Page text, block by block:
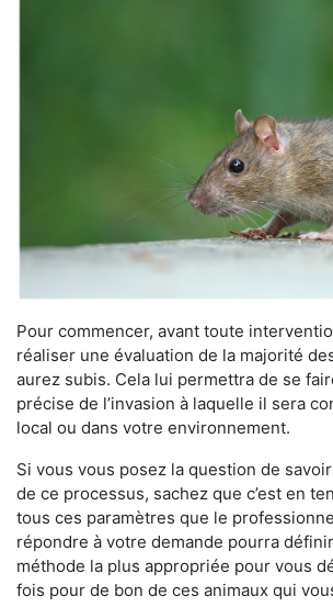
Pour commencer, avant toute
réaliser une évaluation de la majorité
aurez subis. Cela lui permettra de se
précise de l’invasion à laquelle il sera
local ou dans votre environnement.
Si vous vous posez la question de
de ce processus, sachez que c’est en
tous ces paramètres que le
répondre à votre demande pourra
méthode la plus appropriée pour vous
fois pour de bon de ces animaux qui